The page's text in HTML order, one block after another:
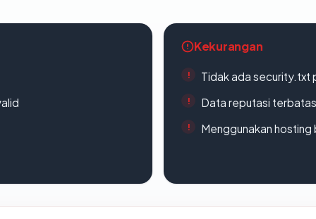
Kekurangan
Tidak ada security.txt
Data reputasi
Menggunakan